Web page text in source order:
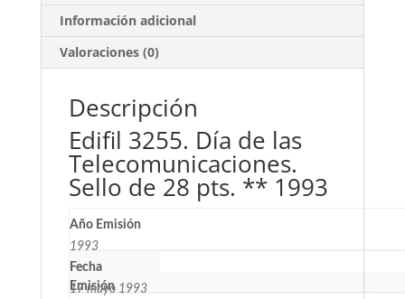
Información adicional
Valoraciones (0)
Descripción
Edifil 3255. Día de las
Telecomunicaciones.
Sello de 28 pts. ** 1993
Año Emisión
1993
Fecha
Emisión
17 mayo 1993